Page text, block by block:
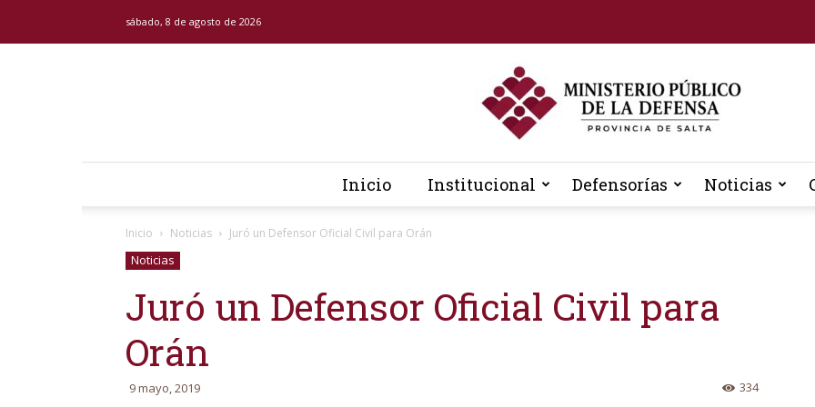
sábado, 8 de agosto de 2026
General
Inicio Institucional Defensorías Noticias
Inicio Noticias Juró un Defensor Oficial Civil para Orán
Noticias
Juró un Defensor Oficial Civil para
Orán
9 mayo, 2019 334